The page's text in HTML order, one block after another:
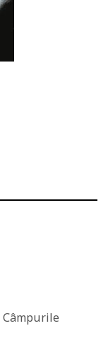
Câmpurile